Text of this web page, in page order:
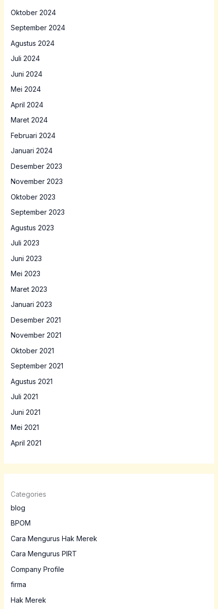
Oktober 2024
September 2024
Agustus 2024
Juli 2024
Juni 2024
Mei 2024
April 2024
Maret 2024
Februari 2024
Januari 2024
Desember 2023
November 2023
Oktober 2023
September 2023
Agustus 2023
Juli 2023
Juni 2023
Mei 2023
Maret 2023
Januari 2023
Desember 2021
November 2021
Oktober 2021
September 2021
Agustus 2021
Juli 2021
Juni 2021
Mei 2021
April 2021
Categories
blog
BPOM
Cara Mengurus Hak Merek
Cara Mengurus PIRT
Company Profile
firma
Hak Merek